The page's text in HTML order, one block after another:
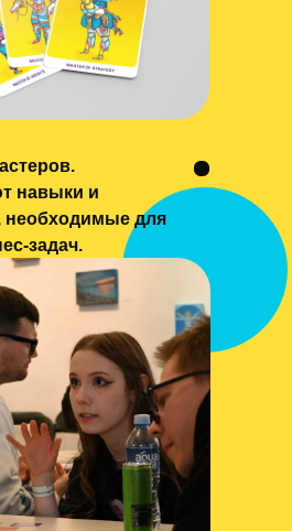
навыки и
необходимые для
задач.